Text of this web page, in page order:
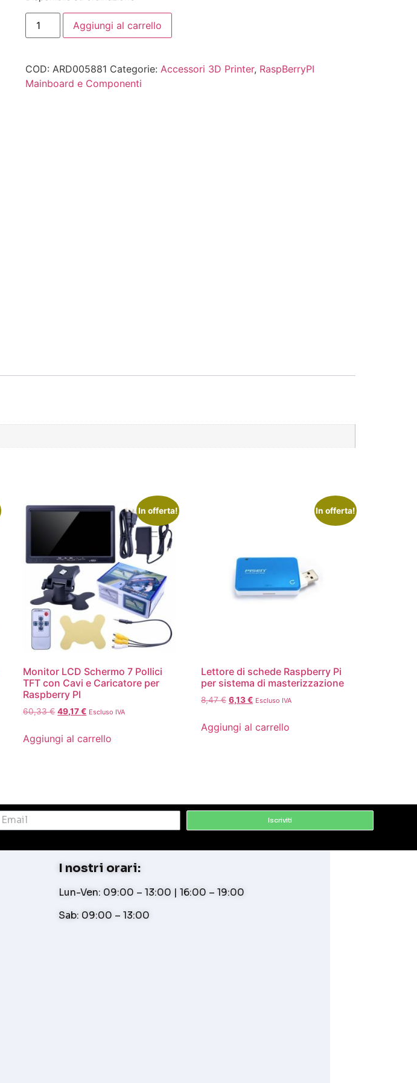
Aggiungi al carrello
COD: ARD005881 Categorie: Accessori 3D Printer, RaspBerryPI
Mainboard e Componenti
In offerta!
Monitor LCD Schermo 7 Pollici
TFT con Cavi e Caricatore per
Raspberry PI
60,33€ 49,17€ Escluso IVA
Aggiungi al carrello
In offerta!
Lettore di schede Raspberry Pi
per sistema di masterizzazione
8,47€ 6,13€ Escluso IVA
Aggiungi al carrello
Iscriviti
I nostri orari:
Lun-Ven: 09:00 – 13:00 | 16:00 – 19:00
Sab: 09:00 – 13:00